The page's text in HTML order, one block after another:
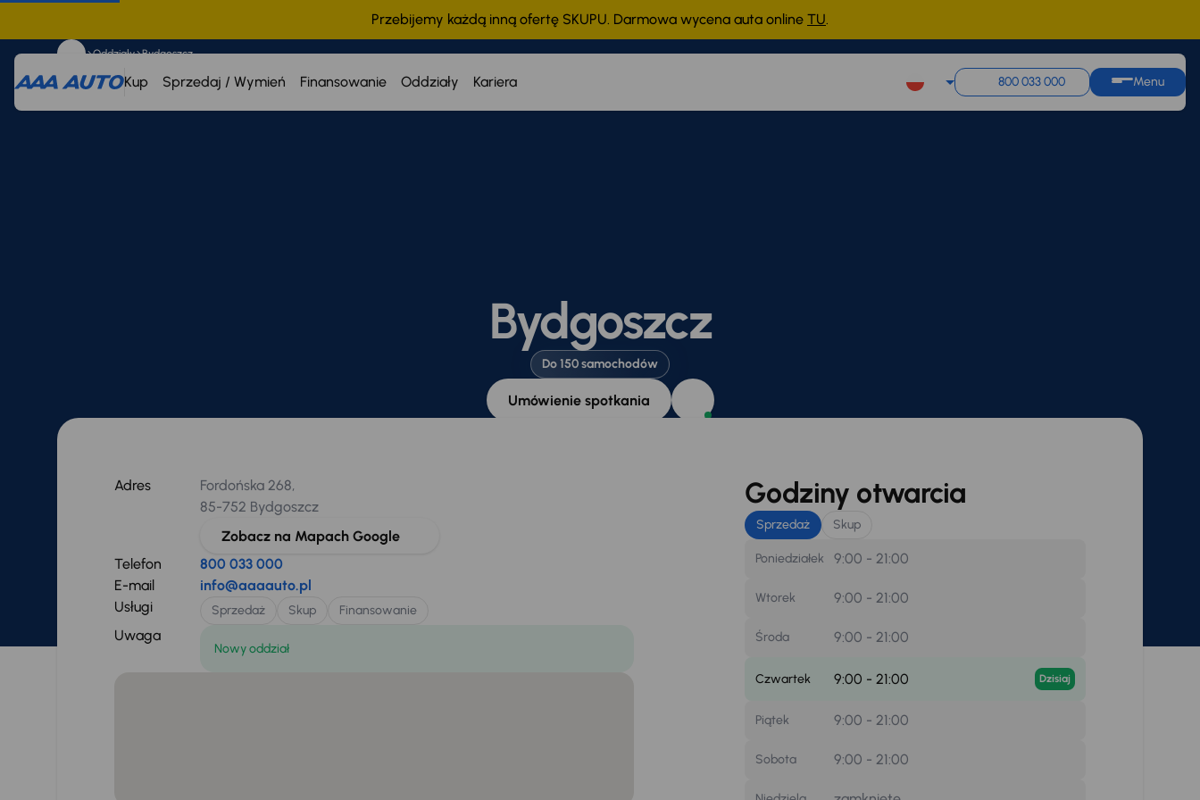
Przebijemy każdą inną ofertę SKUPU. Darmowa wycena auta online TU.
Kup Sprzedaj / Wymień Finansowanie Oddziały Kariera 800 033 000 Menu
Oddziały Bydgoszcz
Bydgoszcz
Do 150 samochodów
Umówienie spotkania
Adres
Fordońska 268,
85-752 Bydgoszcz
Zobacz na Mapach Google
Telefon
800 033 000
E-mail
info@aaaauto.pl
Usługi
Sprzedaż Skup Finansowanie
Uwaga
Nowy oddział
Godziny otwarcia
Sprzedaż Skup
Poniedziałek 9:00 - 21:00
Wtorek 9:00 - 21:00
Środa 9:00 - 21:00
Czwartek 9:00 - 21:00 Dzisiaj
Piątek 9:00 - 21:00
Sobota 9:00 - 21:00